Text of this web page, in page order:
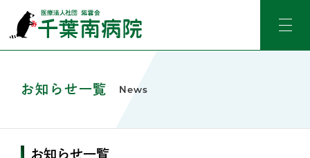
お知らせ一覧 News
お知らせ一覧